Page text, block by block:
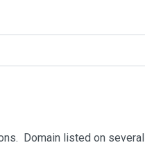
Domain listed on several